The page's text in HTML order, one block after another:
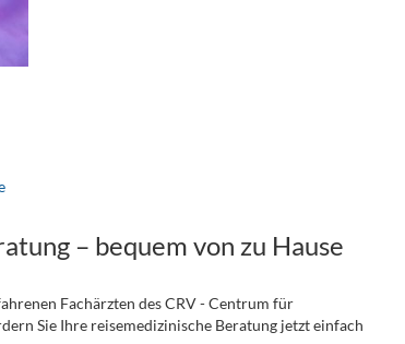
– bequem von zu Hause
Fachärzten des CRV - Centrum für
Sie Ihre reisemedizinische Beratung jetzt einfach